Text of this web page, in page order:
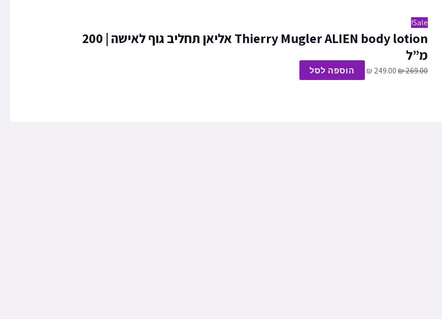
Sale!
Thierry Mugler ALIEN body lotion אליאן תחליב גוף לאישה | 200
מ”ל
₪269.00
₪ 249.00 הוספה לסל